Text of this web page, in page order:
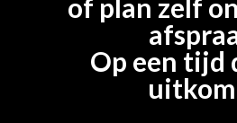
of plan zelf
Op een tijd